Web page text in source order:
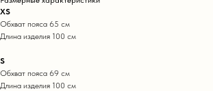
XS
Обхват пояса 65 см
Длина изделия 100 см
S
Обхват пояса 69 см
Длина изделия 100 см